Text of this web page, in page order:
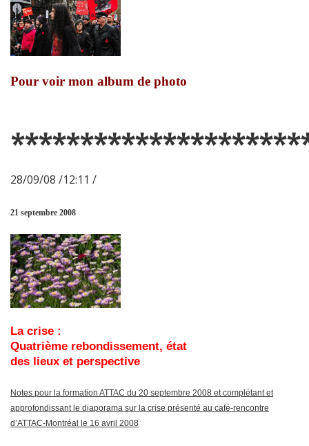
Pour voir mon album de photo
28/09/08 /12:11 /
21 septembre 2008
La crise :
Quatrième rebondissement, état
des lieux et perspective
Notes pour la formation ATTAC du 20 septembre 2008 et complétant et
approfondissant le diaporama sur la crise présenté au café-rencontre
d’ATTAC-Montréal le 16 avril 2008